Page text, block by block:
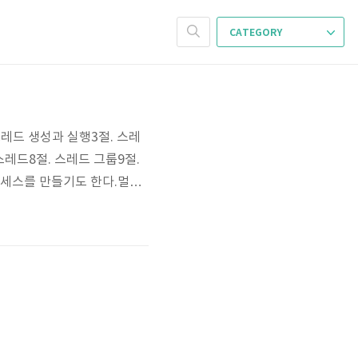
CATEGORY
드 생성과 실행3절. 스레
드8절. 스레드 그룹9절.
스를 만들기도 한다.멀티
고 여러 가지 작업 처리멀